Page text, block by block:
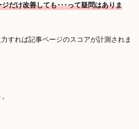
だけ改善しても･･･って疑問はありま
すれば記事ページのスコアが計測されま